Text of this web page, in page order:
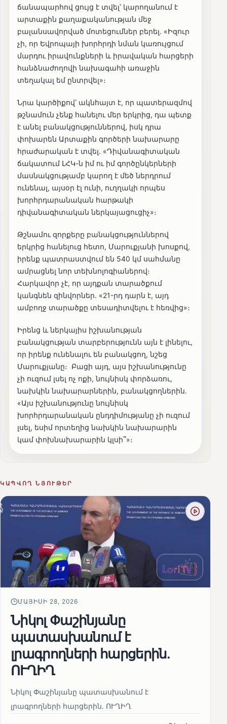
ճանապարհով ցույց է տվել՝ կարողանում է
արտաքին քաղաքականության մեջ
բալանսավորված մոտեցումներ բերել․ «Իզուր
չի, որ Եվրոպայի խորհրդի նման կառույցում
մարդու իրավունքների և իրավական հարցերի
հանձնաժողովի նախագահի առաջին
տեղակալ եմ ընտրվել»։
Նրա կարծիքով՝ ակնհայտ է, որ պատերազմով
թշնամուն չենք հանելու մեր երկրից, դա պետք
է անել բանակցություններով, իսկ դրա
փոխարեն Արտաքին գործերի նախարարը
հրաժարական է տվել․ «Դիվանագիտական
ճակատում ԼՀԿ-ն իմ ու իմ գործընկերների
մասնակցությամբ կարող է մեծ ներդրում
ունենալ, այսօր էլ ունի, ուղղակի որպես
խորհրդարանական հարթակի
դիվանագիտական ներկայացուցիչ»։
Թշնամու զորքերը բանակցություններով
երկրից հանելուց հետո, Մարուքյանի խոսքով,
իրենք պատրաստվում են 540 կմ սահմանը
ամրացնել նոր տեխնոլոգիաներով։
Հարկավոր չէ, որ այդքան տարածքում
կանգնեն զինվորներ․ «21-րդ դարն է, այդ
ամբողջ տարածքը տեսադիտվելու է հեռվից»։
Իրենց և ներկայիս իշխանության
բանակցության տարբերությունն այն է լինելու,
որ իրենք ունենալու են բանակցող, նշեց
Մարուքյանը։ Բացի այդ, այս իշխանությունը
չի ուզում լսել ոչ ոքի, նույնիսկ փորձառու,
նախկին նախարարներին, բանակցողներին․
«Այս իշխանությունը նույնիսկ
խորհրդարանական ընդդիմությանը չի ուզում
լսել, եսիմ որտեղից նախկին նախարարին
կամ փոխնախարարին կլսի՞»։
ԿԱՊՎՈՂ ՆՅՈՒԹԵՐ
ՄԱՅԻՍԻ 28, 2026
Նիկոլ Փաշինյանը
պատասխանում է
լրագրողների հարցերին․
ՈՒՂԻՂ
Նիկոլ Փաշինյանը պատասխանում է
լրագրողների հարցերին․ ՈՒՂԻՂ